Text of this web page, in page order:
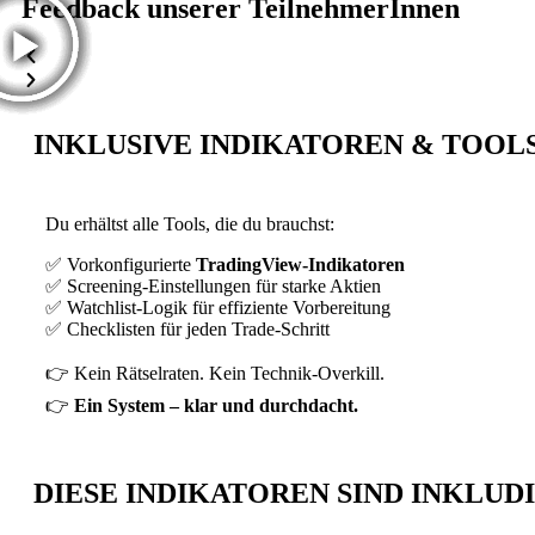
Feedback unserer TeilnehmerInnen
INKLUSIVE INDIKATOREN &
Du erhältst alle Tools, die du brauchst:
✅ Vorkonfigurierte TradingView-Indikatoren
✅ Screening-Einstellungen für starke Aktien
✅ Watchlist-Logik für effiziente Vorbereitung
✅ Checklisten für jeden Trade-Schritt
👉 Kein Rätselraten. Kein Technik-Overkill.
👉 Ein System – klar und durchdacht.
DIESE INDIKATOREN SIND